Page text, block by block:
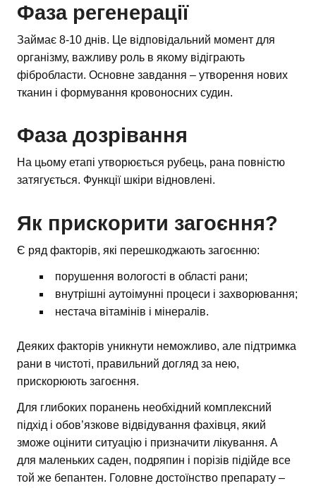
Фаза регенерації
Займає 8-10 днів. Це відповідальний момент для
організму, важливу роль в якому відіграють
фібробласти. Основне завдання – утворення нових
тканин і формування кровоносних судин.
Фаза дозрівання
На цьому етапі утворюється рубець, рана повністю
затягується. Функції шкіри відновлені.
Як прискорити загоєння?
Є ряд факторів, які перешкоджають загоєнню:
порушення вологості в області рани;
внутрішні аутоімунні процеси і захворювання;
нестача вітамінів і мінералів.
Деяких факторів уникнути неможливо, але підтримка
рани в чистоті, правильний догляд за нею,
прискорюють загоєння.
Для глибоких поранень необхідний комплексний
підхід і обов’язкове відвідування фахівця, який
зможе оцінити ситуацію і призначити лікування. А
для маленьких саден, подряпин і порізів підійде все
той же бепантен. Головне достоїнство препарату –